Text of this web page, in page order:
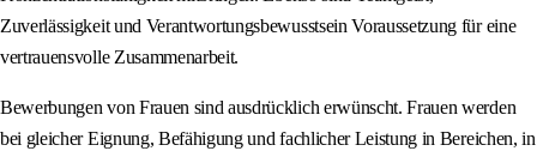
Zuverlässigkeit und Verantwortungsbewusstsein Voraussetzung für eine
vertrauensvolle Zusammenarbeit.
Bewerbungen von Frauen sind ausdrücklich erwünscht. Frauen werden
bei gleicher Eignung, Befähigung und fachlicher Leistung in Bereichen, in